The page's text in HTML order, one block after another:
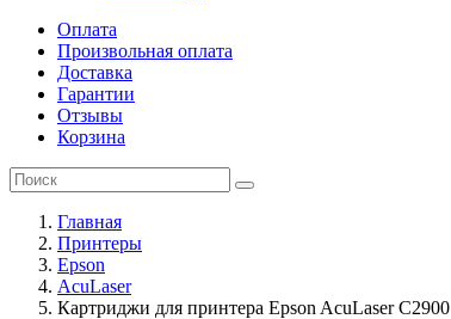
Оплата
Произвольная оплата
Доставка
Гарантии
Отзывы
Корзина
Главная
Принтеры
Epson
AcuLaser
Картриджи для принтера Epson AcuLaser C2900